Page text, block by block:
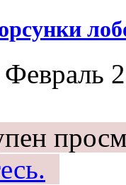
Февраль